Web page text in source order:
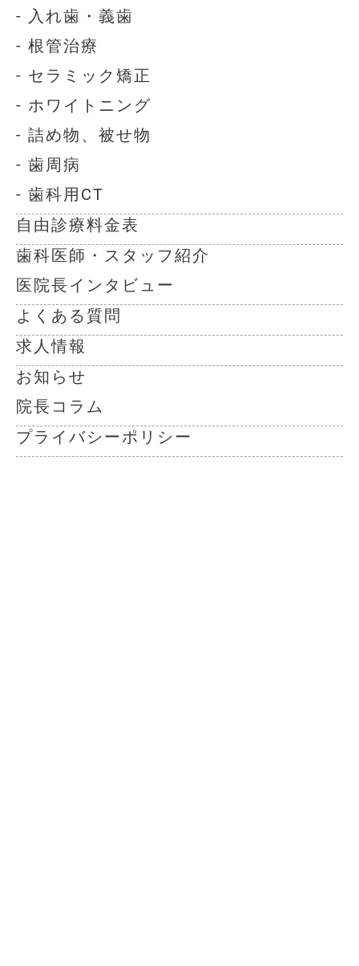
- 入れ歯・義歯
- 根管治療
- セラミック矯正
- ホワイトニング
- 詰め物、被せ物
- 歯周病
- 歯科用CT
自由診療料金表
歯科医師・スタッフ紹介
医院長インタビュー
よくある質問
求人情報
お知らせ
院長コラム
プライバシーポリシー